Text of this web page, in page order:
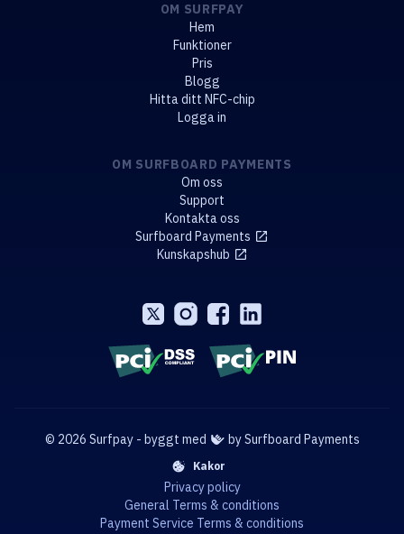
OM SURFPAY
Hem
Funktioner
Pris
Blogg
Hitta ditt NFC-chip
Logga in
OM SURFBOARD PAYMENTS
Om oss
Support
Kontakta oss
Surfboard Payments
Kunskapshub
© 2026 Surfpay - byggt med by Surfboard Payments
Kakor
Privacy policy
General Terms & conditions
Payment Service Terms & conditions